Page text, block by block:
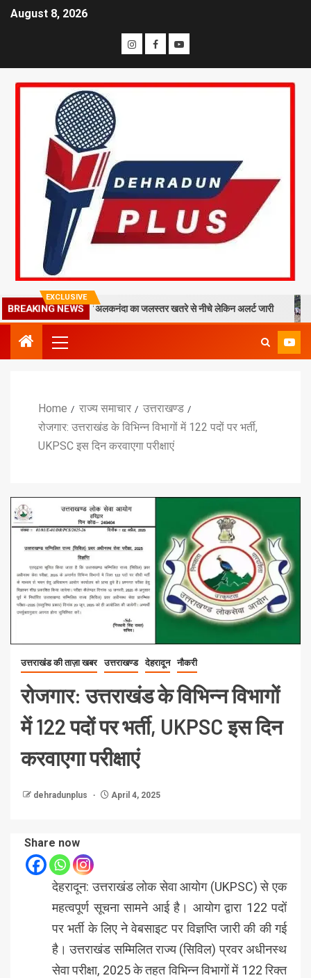
August 8, 2026
EXCLUSIVE
BREAKING NEWS
मलबा, श्रीनगर में अलकनंदा का जलस्तर खतरे से नीचे लेकिन अलर्ट जारी 26
Home राज्य समाचार
उत्तराखण्ड
रोजगार: उत्तराखंड के विभिन्न विभागों में 122 पदों पर भर्ती,
UKPSC इस दिन करवाएगा परीक्षाएं
उत्तराखंड की ताज़ा खबर उत्तराखण्ड देहरादून नौकरी
रोजगार: उत्तराखंड के विभिन्न विभागों
में 122 पदों पर भर्ती, UKPSC इस दिन
करवाएगा परीक्षाएं
dehradunplus April 4, 2025
Share now
देहरादून: उत्तराखंड लोक सेवा आयोग (UKPSC) से एक
महत्वपूर्ण सूचना सामने आई है। आयोग द्वारा 122 पदों
पर भर्ती के लिए ने वेबसाइट पर विज्ञप्ति जारी की की गई
है। उत्तराखंड सम्मिलित राज्य (सिविल) प्रवर अधीनस्थ
सेवा परीक्षा, 2025 के तहत विभिन्न विभागों में 122 रिक्त